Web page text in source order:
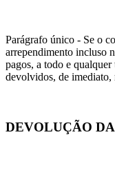
Parágrafo único - Se o
arrependimento incluso
pagos, a todo e
devolvidos, de imediato,
DEVOLUÇÃO